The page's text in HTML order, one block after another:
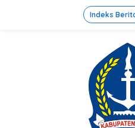
Indeks